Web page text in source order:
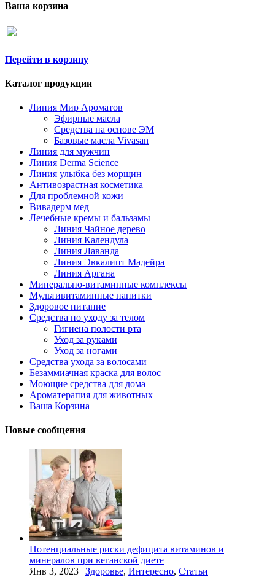
Ваша корзина
Перейти в корзину
Каталог продукции
Линия Мир Ароматов
Эфирные масла
Средства на основе ЭМ
Базовые масла Vivasan
Линия для мужчин
Линия Derma Science
Линия улыбка без морщин
Антивозрастная косметика
Для проблемной кожи
Вивадерм мед
Лечебные кремы и бальзамы
Линия Чайное дерево
Линия Календула
Линия Лаванда
Линия Эвкалипт Мадейра
Линия Аргана
Минерально-витаминные комплексы
Мультивитаминные напитки
Здоровое питание
Средства по уходу за телом
Гигиена полости рта
Уход за руками
Уход за ногами
Средства ухода за волосами
Безаммиачная краска для волос
Моющие средства для дома
Ароматерапия для животных
Ваша Корзина
Новые сообщения
Потенциальные риски дефицита витаминов и
минералов при веганской диете
Янв 3, 2023 | Здоровье, Интересно, Статьи